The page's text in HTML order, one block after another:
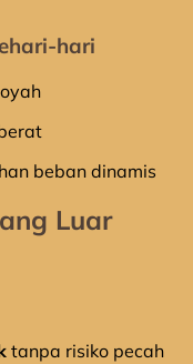
hari
beban dinamis
Luar
tanpa risiko pecah